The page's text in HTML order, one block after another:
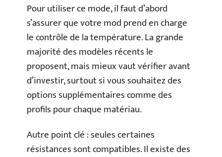
Pour utiliser ce mode, il faut d’abord
s’assurer que votre mod prend en charge
le contrôle de la température. La grande
majorité des modèles récents le
proposent, mais mieux vaut vérifier avant
d’investir, surtout si vous souhaitez des
options supplémentaires comme des
profils pour chaque matériau.
Autre point clé : seules certaines
résistances sont compatibles. Il existe des